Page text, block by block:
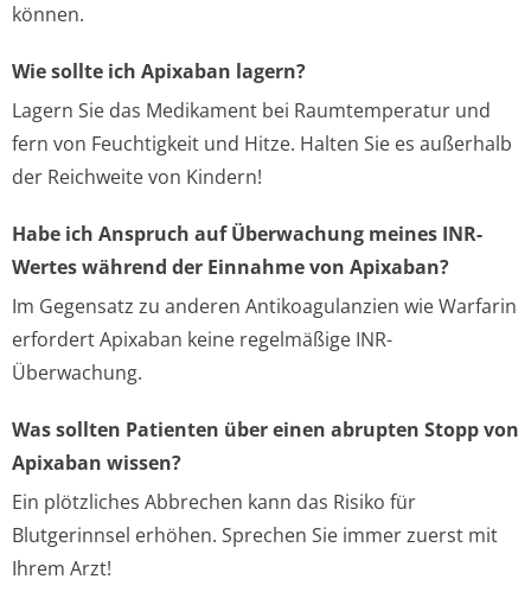
können.
Wie sollte ich Apixaban lagern?
Lagern Sie das Medikament bei Raumtemperatur und
fern von Feuchtigkeit und Hitze. Halten Sie es außerhalb
der Reichweite von Kindern!
Habe ich Anspruch auf Überwachung meines INR-
Wertes während der Einnahme von Apixaban?
Im Gegensatz zu anderen Antikoagulanzien wie Warfarin
erfordert Apixaban keine regelmäßige INR-
Überwachung.
Was sollten Patienten über einen abrupten Stopp von
Apixaban wissen?
Ein plötzliches Abbrechen kann das Risiko für
Blutgerinnsel erhöhen. Sprechen Sie immer zuerst mit
Ihrem Arzt!